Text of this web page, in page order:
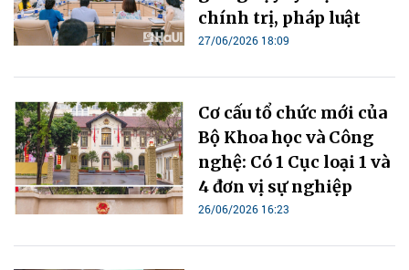
chính trị, pháp luật
27/06/2026 18:09
Cơ cấu tổ chức mới của
Bộ Khoa học và Công
nghệ: Có 1 Cục loại 1 và
4 đơn vị sự nghiệp
26/06/2026 16:23